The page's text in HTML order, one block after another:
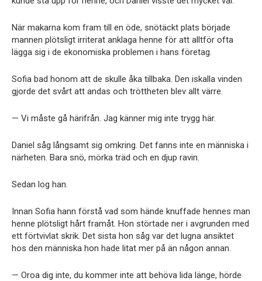
När makarna kom fram till en öde, snötäckt plats började
mannen plötsligt irriterat anklaga henne för att alltför ofta
lägga sig i de ekonomiska problemen i hans företag.
Sofia bad honom att de skulle åka tillbaka. Den iskalla vinden
gjorde det svårt att andas och tröttheten blev allt värre.
— Vi måste gå härifrån. Jag känner mig inte trygg här.
Daniel såg långsamt sig omkring. Det fanns inte en människa i
närheten. Bara snö, mörka träd och en djup ravin.
Sedan log han.
Innan Sofia hann förstå vad som hände knuffade hennes man
henne plötsligt hårt framåt. Hon störtade ner i avgrunden med
ett förtvivlat skrik. Det sista hon såg var det lugna ansiktet
hos den människa hon hade litat mer på än någon annan.
— Oroa dig inte, du kommer inte att behöva lida länge, hörde